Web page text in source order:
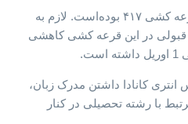
حداقل امتیاز قبولی در این قرعه کشی ۴۱۷ بوده‌است. لازم به
قبولی در این قرعه کشی کاهشی
انتری کانادا داشتن مدرک زبان،
با رشته تحصیلی در کنار